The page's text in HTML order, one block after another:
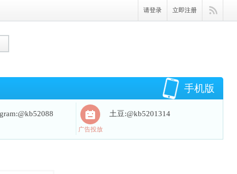
请登录 立即注册
手机版
土豆:@kb5201314
广告投放